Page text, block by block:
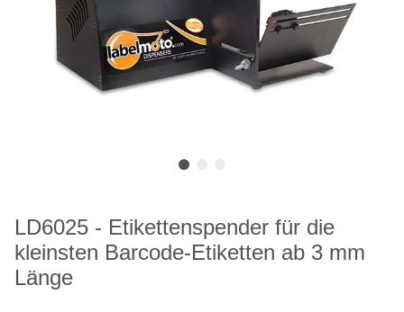
LD6025 - Etikettenspender für die
kleinsten Barcode-Etiketten ab 3 mm
Länge